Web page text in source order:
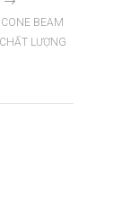
BEAM
LƯỢNG